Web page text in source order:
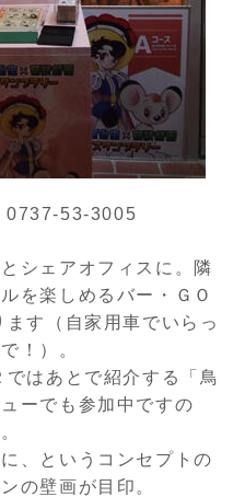
0737-53-3005
シェアオフィスに。隣
を楽しめるバー・ＧＯ
す（自家用車でいらっ
！）。
はあとで紹介する「鳥
ーでも参加中ですの
、というコンセプトの
の壁画が目印。